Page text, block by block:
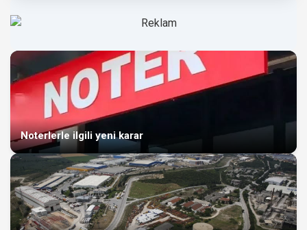
Noterlerle ilgili yeni karar